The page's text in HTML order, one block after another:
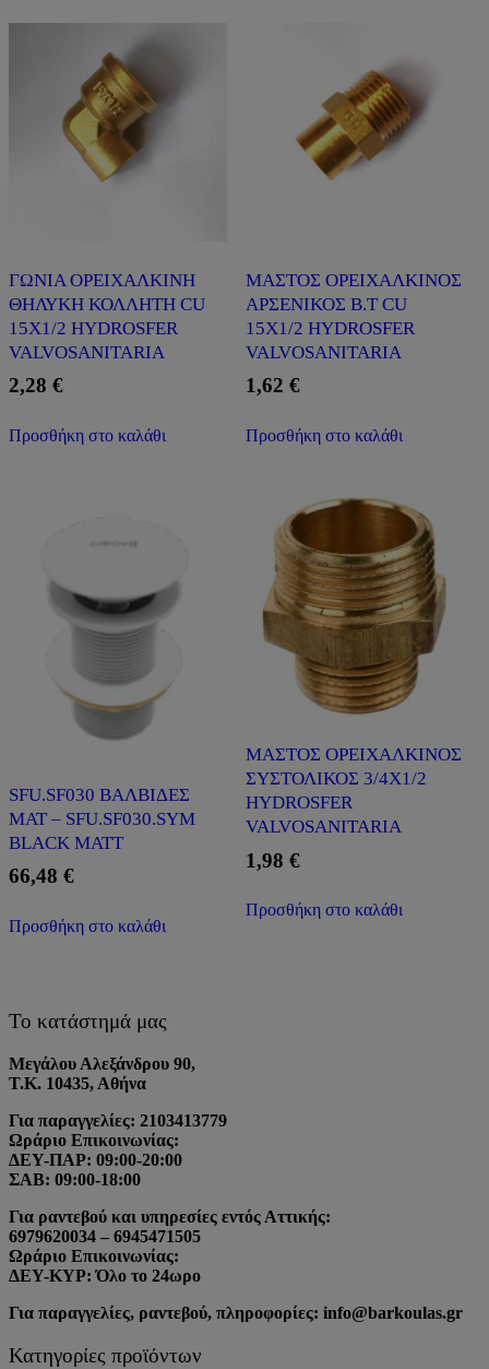
ΓΩΝΙΑ ΟΡΕΙΧΑΛΚΙΝΗ
ΘΗΛΥΚΗ ΚΟΛΛΗΤΗ CU
15X1/2 HYDROSFER
VALVOSANITARIA
2,28 €
Προσθήκη στο καλάθι
ΜΑΣΤΟΣ ΟΡΕΙΧΑΛΚΙΝΟΣ
ΑΡΣΕΝΙΚΟΣ Β.Τ CU
15X1/2 HYDROSFER
VALVOSANITARIA
1,62 €
Προσθήκη στο καλάθι
SFU.SF030 ΒΑΛΒΙΔΕΣ
ΜΑΤ – SFU.SF030.SYM
BLACK MATT
66,48 €
Προσθήκη στο καλάθι
ΜΑΣΤΟΣ ΟΡΕΙΧΑΛΚΙΝΟΣ
ΣΥΣΤΟΛΙΚΟΣ 3/4Χ1/2
HYDROSFER
VALVOSANITARIA
1,98 €
Προσθήκη στο καλάθι
Το κατάστημά μας
Μεγάλου Αλεξάνδρου 90,
Τ.Κ. 10435, Αθήνα
Για παραγγελίες: 2103413779
Ωράριο Επικοινωνίας:
ΔΕΥ-ΠΑΡ: 09:00-20:00
ΣΑΒ: 09:00-18:00
Για ραντεβού και υπηρεσίες εντός Αττικής:
6979620034 – 6945471505
Ωράριο Επικοινωνίας:
ΔΕΥ-ΚΥΡ: Όλο το 24ωρο
Για παραγγελίες, ραντεβού, πληροφορίες: info@barkoulas.gr
Κατηγορίες προϊόντων